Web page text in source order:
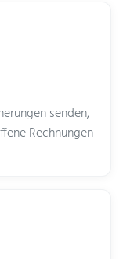
senden,
Rechnungen